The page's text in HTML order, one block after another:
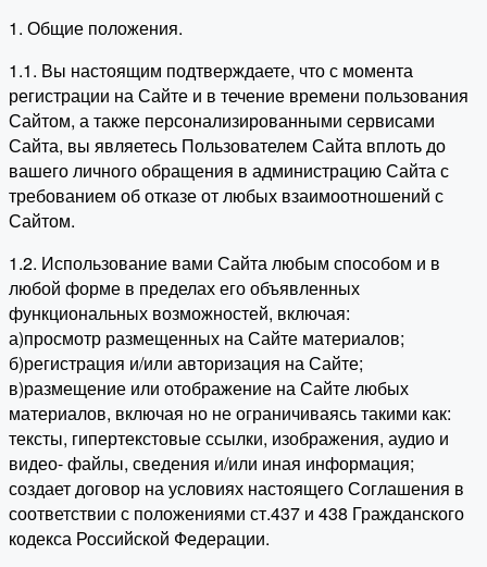
1. Общие положения.
1.1. Вы настоящим подтверждаете, что с момента
регистрации на Сайте и в течение времени пользования
Сайтом, а также персонализированными сервисами
Сайта, вы являетесь Пользователем Сайта вплоть до
вашего личного обращения в администрацию Сайта с
требованием об отказе от любых взаимоотношений с
Сайтом.
1.2. Использование вами Сайта любым способом и в
любой форме в пределах его объявленных
функциональных возможностей, включая:
а)просмотр размещенных на Сайте материалов;
б)регистрация и/или авторизация на Сайте;
в)размещение или отображение на Сайте любых
материалов, включая но не ограничиваясь такими как:
тексты, гипертекстовые ссылки, изображения, аудио и
видео- файлы, сведения и/или иная информация;
создает договор на условиях настоящего Соглашения в
соответствии с положениями ст.437 и 438 Гражданского
кодекса Российской Федерации.